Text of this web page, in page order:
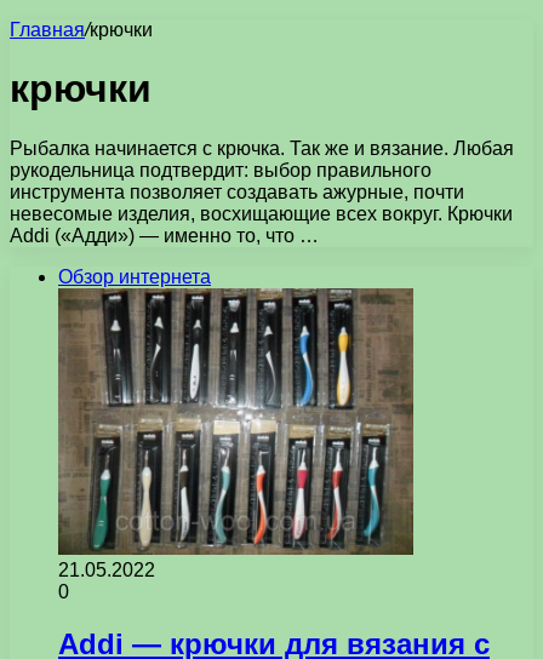
Главная/крючки
крючки
Рыбалка начинается с крючка. Так же и вязание. Любая
рукодельница подтвердит: выбор правильного
инструмента позволяет создавать ажурные, почти
невесомые изделия, восхищающие всех вокруг. Крючки
Addi («Адди») — именно то, что …
Обзор интернета
21.05.2022
0
Addi — крючки для вязания с